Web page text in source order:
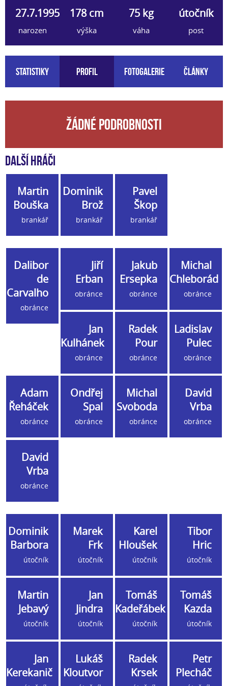
27.7.1995
narozen
178 cm
výška
75 kg
váha
útočník
post
Statistiky Profil Fotogalerie Články
Žádné podrobnosti
Další hráči
Martin
Bouška
brankář
Dominik
Brož
brankář
Pavel
Škop
brankář
Dalibor
de
Carvalho
obránce
Jiří
Erban
obránce
Jakub
Ersepka
obránce
Michal
Chleborád
obránce
Jan
Kulhánek
obránce
Radek
Pour
obránce
Ladislav
Pulec
obránce
Adam
Řeháček
obránce
Ondřej
Spal
obránce
Michal
Svoboda
obránce
David
Vrba
obránce
David
Vrba
obránce
Dominik
Barbora
útočník
Marek
Frk
útočník
Karel
Hloušek
útočník
Tibor
Hric
útočník
Martin
Jebavý
útočník
Jan
Jindra
útočník
Tomáš
Kadeřábek
útočník
Tomáš
Kazda
útočník
Jan
Kerekanič
Lukáš
Kloutvor
Radek
Krsek
Petr
Plecháč